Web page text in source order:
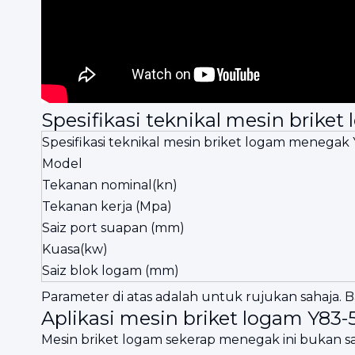
Spesifikasi teknikal mesin briket
Spesifikasi teknikal mesin briket logam menegak
Model
Tekanan nominal(kn)
Tekanan kerja (Mpa)
Saiz port suapan (mm)
Kuasa(kw)
Saiz blok logam (mm)
Parameter di atas adalah untuk rujukan sahaja.
Aplikasi mesin briket logam Y83-
Mesin briket logam sekerap menegak ini bukan